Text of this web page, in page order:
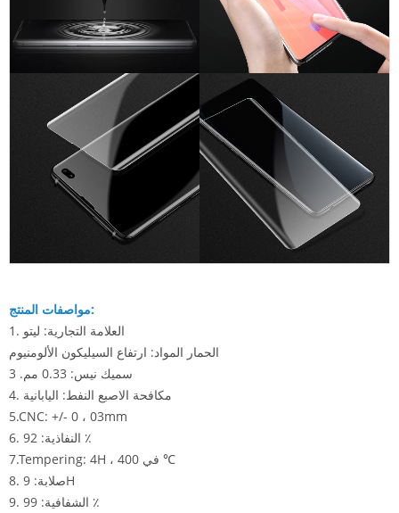
مواصفات المنتج:
1. العلامة التجارية: ليتو
الحمار المواد: ارتفاع السيليكون الألومنيوم
3
.سميك نيس: 0.33 مم
4. مكافحة الاصبع النفط: اليابانية
5.CNC: +/- 0 ، 03mm
6. النفاذية: 92 ٪
7.Tempering: 4H ، في 400 ℃
8. صلابة: 9H
9. الشفافية: 99 ٪